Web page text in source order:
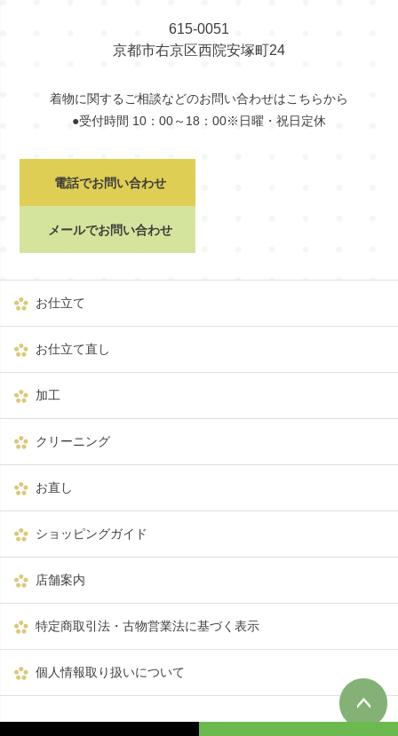
615-0051
京都市右京区西院安塚町24
着物に関するご相談などのお問い合わせはこちらから
●受付時間 10：00～18：00※日曜・祝日定休
電話でお問い合わせ
メールでお問い合わせ
お仕立て
お仕立て直し
加工
クリーニング
お直し
ショッピングガイド
店舗案内
特定商取引法・古物営業法に基づく表示
個人情報取り扱いについて